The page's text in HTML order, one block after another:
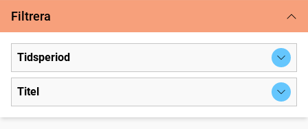
Filtrera
Tidsperiod
Titel